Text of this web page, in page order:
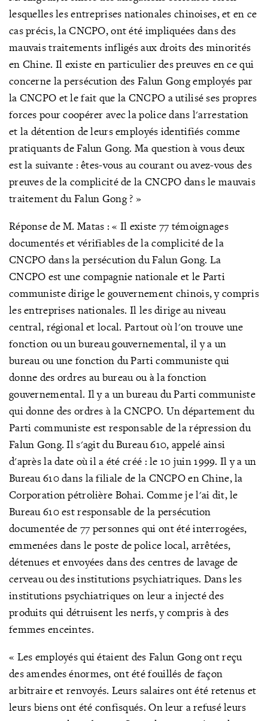
lesquelles les entreprises nationales chinoises, et en ce
cas précis, la CNCPO, ont été impliquées dans des
mauvais traitements infligés aux droits des minorités
en Chine. Il existe en particulier des preuves en ce qui
concerne la persécution des Falun Gong employés par
la CNCPO et le fait que la CNCPO a utilisé ses propres
forces pour coopérer avec la police dans l'arrestation
et la détention de leurs employés identifiés comme
pratiquants de Falun Gong. Ma question à vous deux
est la suivante : êtes-vous au courant ou avez-vous des
preuves de la complicité de la CNCPO dans le mauvais
traitement du Falun Gong ? »
Réponse de M. Matas : « Il existe 77 témoignages
documentés et vérifiables de la complicité de la
CNCPO dans la persécution du Falun Gong. La
CNCPO est une compagnie nationale et le Parti
communiste dirige le gouvernement chinois, y compris
les entreprises nationales. Il les dirige au niveau
central, régional et local. Partout où l'on trouve une
fonction ou un bureau gouvernemental, il y a un
bureau ou une fonction du Parti communiste qui
donne des ordres au bureau ou à la fonction
gouvernemental. Il y a un bureau du Parti communiste
qui donne des ordres à la CNCPO. Un département du
Parti communiste est responsable de la répression du
Falun Gong. Il s'agit du Bureau 610, appelé ainsi
d'après la date où il a été créé : le 10 juin 1999. Il y a un
Bureau 610 dans la filiale de la CNCPO en Chine, la
Corporation pétrolière Bohai. Comme je l'ai dit, le
Bureau 610 est responsable de la persécution
documentée de 77 personnes qui ont été interrogées,
emmenées dans le poste de police local, arrêtées,
détenues et envoyées dans des centres de lavage de
cerveau ou des institutions psychiatriques. Dans les
institutions psychiatriques on leur a injecté des
produits qui détruisent les nerfs, y compris à des
femmes enceintes.
« Les employés qui étaient des Falun Gong ont reçu
des amendes énormes, ont été fouillés de façon
arbitraire et renvoyés. Leurs salaires ont été retenus et
leurs biens ont été confisqués. On leur a refusé leurs